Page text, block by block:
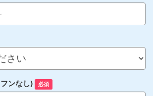
ンなし) 必須